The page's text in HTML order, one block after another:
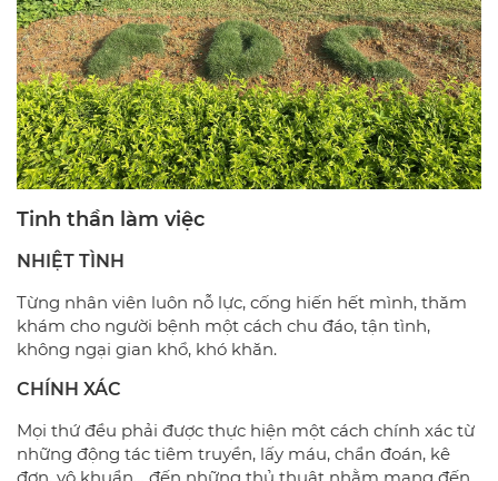
Tinh thần làm việc
NHIỆT TÌNH
Từng nhân viên luôn nỗ lực, cống hiến hết mình, thăm
khám cho người bệnh một cách chu đáo, tận tình,
không ngại gian khổ, khó khăn.
CHÍNH XÁC
Mọi thứ đều phải được thực hiện một cách chính xác từ
những động tác tiêm truyền, lấy máu, chẩn đoán, kê